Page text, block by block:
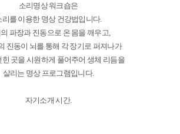
소리명상 워크숍은
리를 이용한 명상 건강법입니다.
파장과 진동으로 온 몸을 깨우고,
진동이 뇌를 통해 각 장기로 퍼져나가
힌 곳을 시원하게 풀어주어 생체 리듬을
살리는 명상 프로그램입니다.
자기소개 시간.